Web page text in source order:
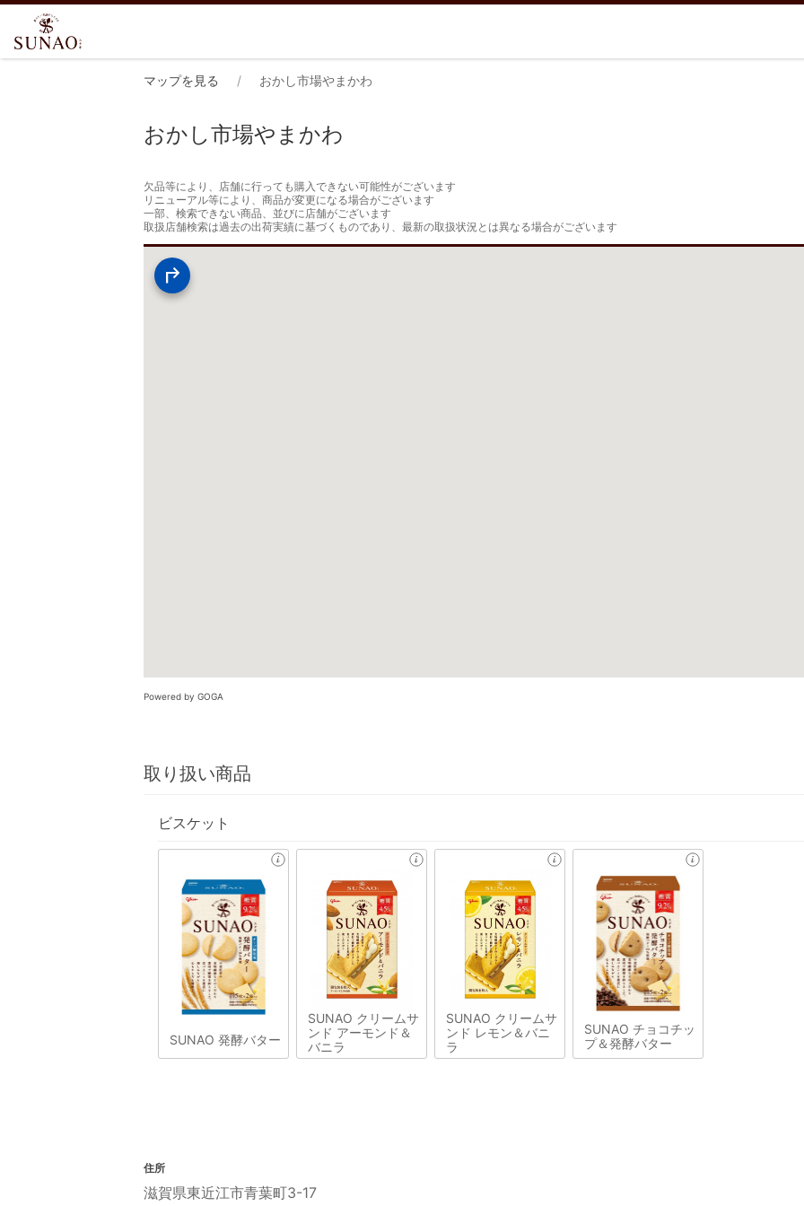
マップを見る おかし市場やまかわ
おかし市場やまかわ
欠品等により、店舗に行っても購入できない可能性がございます
リニューアル等により、商品が変更になる場合がございます
一部、検索できない商品、並びに店舗がございます
取扱店舗検索は過去の出荷実績に基づくものであり、最新の取扱状況とは異なる場合がございます
Powered by GOGA
取り扱い商品
ビスケット
SUNAO 発酵バター
SUNAO クリームサ
ンド アーモンド＆
バニラ
SUNAO クリームサ
ンド レモン＆バニ
ラ
SUNAO チョコチッ
プ＆発酵バター
住所
滋賀県東近江市青葉町3-17